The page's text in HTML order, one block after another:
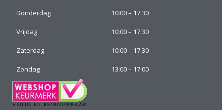
Donderdag 10:00 – 17:30
Vrijdag 10:00 – 17:30
Zaterdag 10:00 – 17:30
Zondag 13:00 – 17:00